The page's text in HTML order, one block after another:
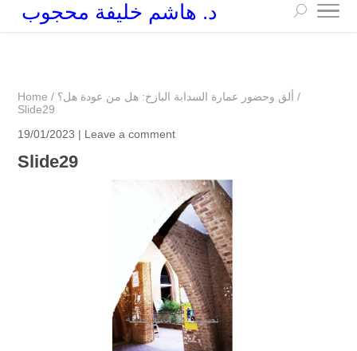
د. هاشم خليفة محجوب
Home / ألق وحضور عمارة السدابة البازخ: هل من عودة هل؟ /
Slide29
19/01/2023 | Leave a comment
Slide29